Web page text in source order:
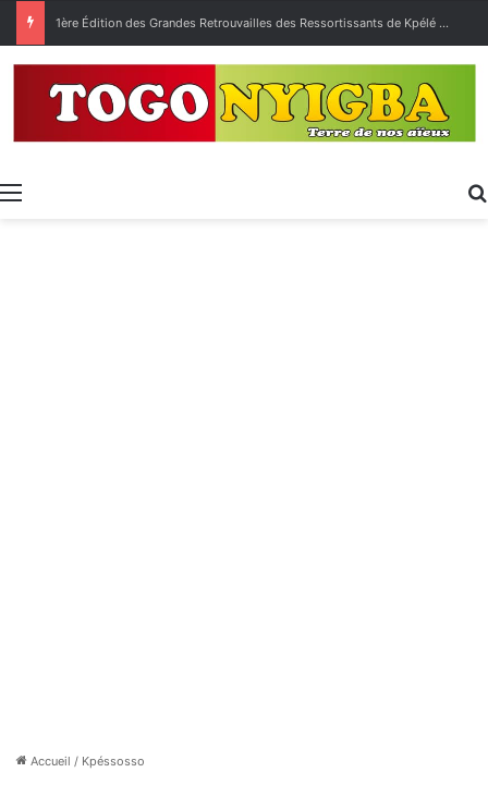
1ère Édition des Grandes Retrouvailles des Ressortissants de Kpélé Govié Apégamé / Sokpé
Menu
Accueil / Kpéssosso